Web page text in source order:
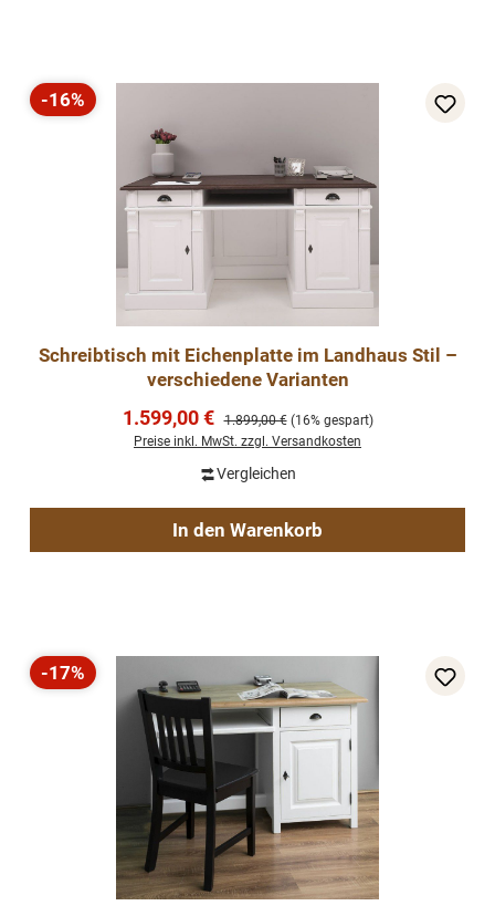
Rabatt
-16%
Schreibtisch mit Eichenplatte im Landhaus Stil –
verschiedene Varianten
Verkaufspreis:
1.599,00 € Regulärer Preis:
1.899,00 € (16% gespart)
Preise inkl. MwSt. zzgl. Versandkosten
Vergleichen
In den Warenkorb
Rabatt
-17%